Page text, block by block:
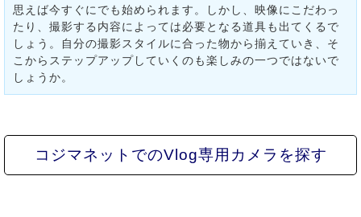
思えば今すぐにでも始められます。しかし、映像にこだわっ
たり、撮影する内容によっては必要となる道具も出てくるで
しょう。自分の撮影スタイルに合った物から揃えていき、そ
こからステップアップしていくのも楽しみの一つではないで
しょうか。
コジマネットでのVlog専用カメラを探す